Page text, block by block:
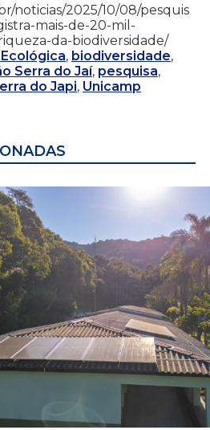
noticias/2025/10/08/pesquis
mais-de-20-mil-
da-biodiversidade/
, biodiversidade,
Serra do Jaí, pesquisa,
do Japi, Unicamp